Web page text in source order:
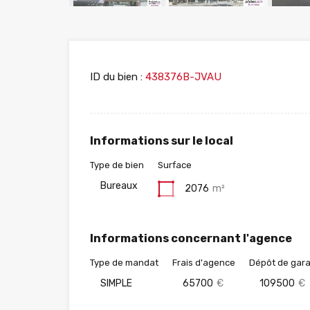
ID du bien : 438376B-JVAU
Informations sur le local
Type de bien
Bureaux
Surface
2076 m²
Informations concernant l'agence
Type de mandat
SIMPLE
Frais d'agence
65700 €
Dépôt de
109500 €